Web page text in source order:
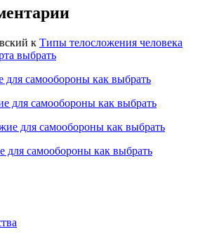
к Типы телосложения человека
выбрать
для самообороны как выбрать
для самообороны как выбрать
для самообороны как выбрать
для самообороны как выбрать